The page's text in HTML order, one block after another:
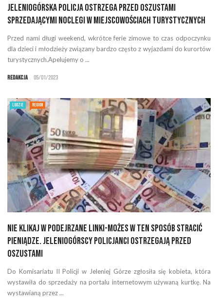
Jeleniogórska policja ostrzega przed oszustami
sprzedającymi noclegi w miejscowościach turystycznych
Przed nami długi weekend, wkrótce ferie zimowe to czas odpoczynku
dla dzieci i młodzieży związany bardzo często z wyjazdami do kurortów
turystycznych.Apelujemy o ...
Redakcja 05/01/2023
LUDZIE REGION
Nie klikaj w podejrzane linki-możes w ten sposób stracić
pieniądze. Jeleniogórscy policjanci ostrzegają przed
oszustami
Do Komisariatu II Policji w Jeleniej Górze zgłosiła się kobieta, która
wystawiła do sprzedaży na portalu internetowym używaną kurtkę. Na
wystawianą przez ...